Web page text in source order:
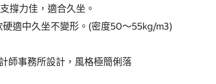
撐力佳，適合久坐。
適中久坐不變形。(密度50～55kg/m3)
師事務所設計，風格極簡俐落